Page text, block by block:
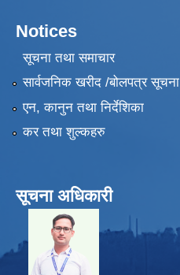
Notices
सूचना तथा समाचार
सार्वजनिक खरीद /बोलपत्र सूचना
एन, कानुन तथा निर्देशिका
कर तथा शुल्कहरु
सूचना अधिकारी
​